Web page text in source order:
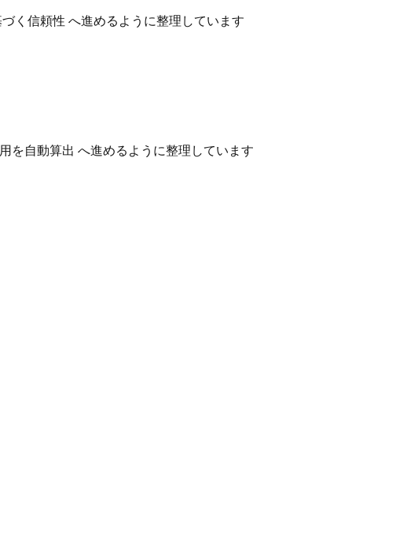
く信頼性 へ進めるように整理しています
を自動算出 へ進めるように整理しています